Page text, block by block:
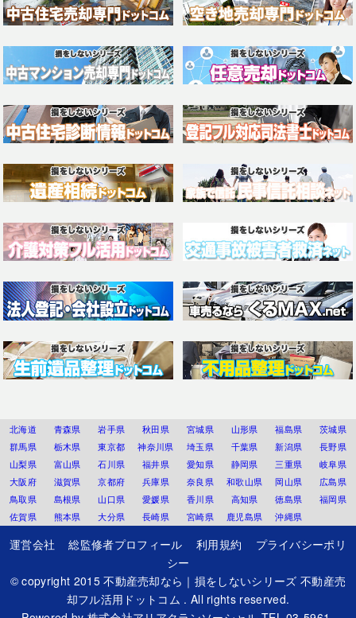
北海道 青森県 岩手県 秋田県 宮城県 山形県 福島県
茨城県
群馬県
栃木県 東京都 神奈川県 埼玉県 千葉県 新潟県
長野県
山梨県
富山県 石川県 福井県 愛知県 静岡県 三重県
岐阜県
大阪府
滋賀県 京都府 兵庫県 奈良県 和歌山県 岡山県
広島県
鳥取県
島根県 山口県 愛媛県 香川県 高知県 徳島県
福岡県
佐賀県
熊本県 大分県 長崎県 宮崎県 鹿児島県 沖縄県
運営会社 総監修者プロフィール 利用規約
プライバシーポリ
シー
© copyright 2015不動産売却なら｜損をしないシリーズ 不動産売
却フル活用ドットコム . All rights reserved.